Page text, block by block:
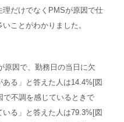
だけでなくPMSが原因で仕
ことがわかりました。
原因で、勤務日の当日に欠
る」と答えた人は14.4%[図
不調を感じているときで
る」と答えた人は79.3%[図